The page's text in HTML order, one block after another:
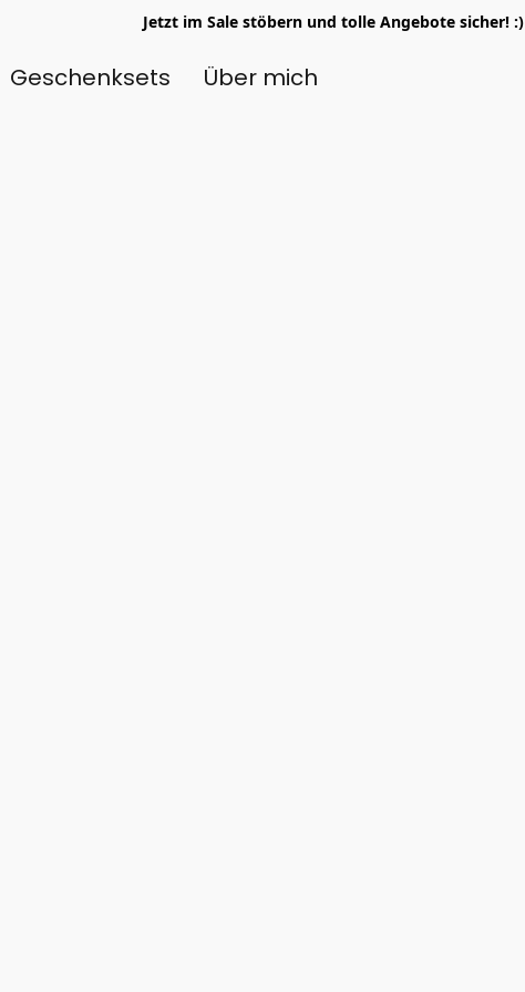
Jetzt im Sale stöbern und tolle Angebote sicher! :)
Geschenksets Über mich